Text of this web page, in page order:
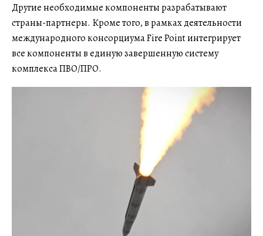
Другие необходимые компоненты разрабатывают
страны-партнеры. Кроме того, в рамках деятельности
международного консорциума Fire Point интегрирует
все компоненты в единую завершенную систему
комплекса ПВО/ПРО.